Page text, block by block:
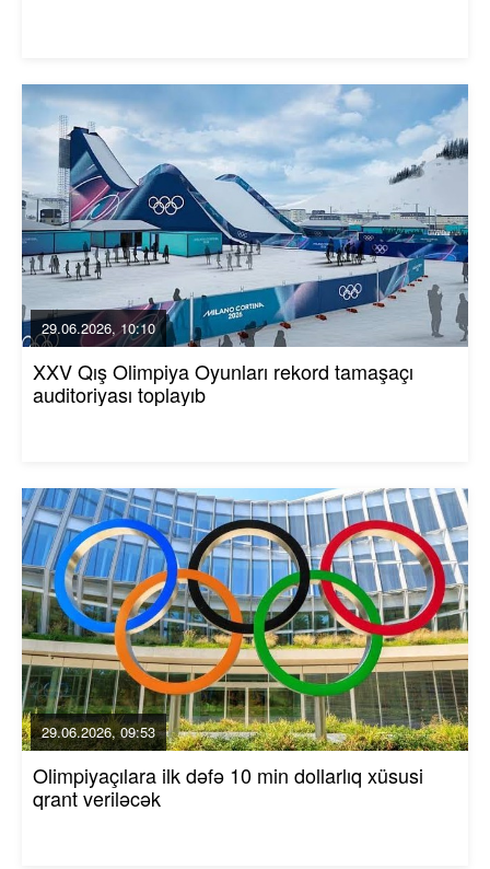
29.06.2026, 10:10
XXV Qış Olimpiya Oyunları rekord tamaşaçı
auditoriyası toplayıb
29.06.2026, 09:53
Olimpiyaçılara ilk dəfə 10 min dollarlıq xüsusi
qrant veriləcək